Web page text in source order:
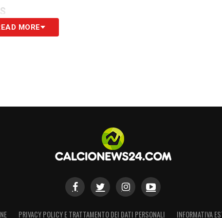
MORE
PRIVACY POLICY E TRATTAMENTO DEI DATI PERSONALI INFORMATIVA